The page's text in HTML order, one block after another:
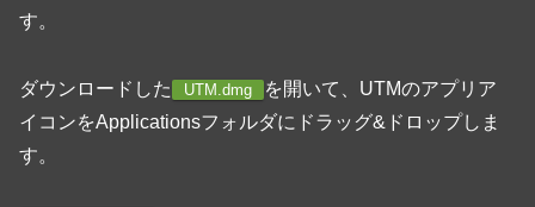
す。
ダウンロードした UTM.dmg
を開いて、UTMのアプリア
イコンをApplicationsフォルダにドラッグ&ドロップしま
す。